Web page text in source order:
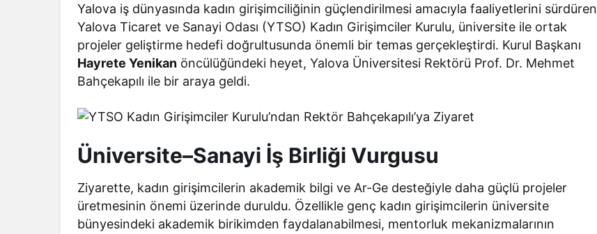
Yalova iş dünyasında kadın girişimciliğinin güçlendirilmesi amacıyla faaliyetlerini sürdüren
Yalova Ticaret ve Sanayi Odası (YTSO) Kadın Girişimciler Kurulu, üniversite ile ortak
projeler geliştirme hedefi doğrultusunda önemli bir temas gerçekleştirdi. Kurul Başkanı
Hayrete Yenikan öncülüğündeki heyet, Yalova Üniversitesi Rektörü Prof. Dr. Mehmet
Bahçekapılı ile bir araya geldi.
Üniversite–Sanayi İş Birliği Vurgusu
Ziyarette, kadın girişimcilerin akademik bilgi ve Ar-Ge desteğiyle daha güçlü projeler
üretmesinin önemi üzerinde duruldu. Özellikle genç kadın girişimcilerin üniversite
bünyesindeki akademik birikimden faydalanabilmesi, mentorluk mekanizmalarının